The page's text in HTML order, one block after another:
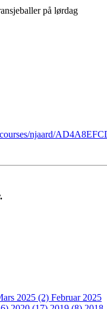
på lørdag
njaard/
2025 (2) Februar 2025